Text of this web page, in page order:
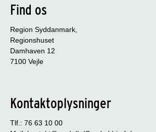
Find os
Region Syddanmark,
Regionshuset
Damhaven 12
7100 Vejle
Kontaktoplysninger
Tlf.: 76 63 10 00